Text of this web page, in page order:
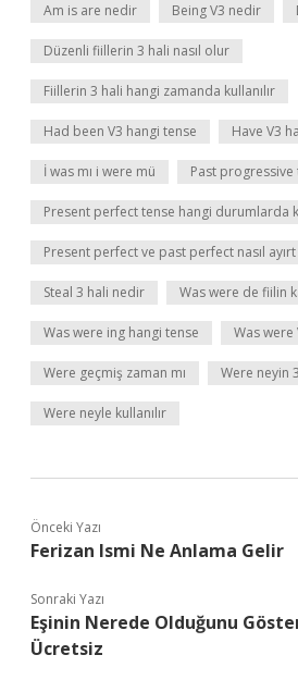
Am is are nedir Being V3 nedir
Düzenli fiillerin 3 hali nasıl olur
Fiillerin 3 hali hangi zamanda kullanılır
Had been V3 hangi tense Have V3
İ was mı i were mü Past
Present perfect tense hangi durumlarda
Present perfect ve past perfect nasıl
Steal 3 hali nedir Was were de fiilin
Was were ing hangi tense Was were
Were geçmiş zaman mı Were neyin
Were neyle kullanılır
Önceki Yazı
Ferizan Ismi Ne Anlama Gelir
Sonraki Yazı
Eşinin Nerede Olduğunu
Ücretsiz